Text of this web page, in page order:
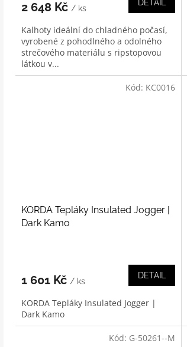
2 648 Kč / ks
DETAIL
Kalhoty ideální do chladného počasí,
vyrobené z pohodlného a odolného
strečového materiálu s ripstopovou
látkou v...
KORDA Tepláky Insulated Jogger |
Dark Kamo
1 601 Kč / ks
DETAIL
KORDA Tepláky Insulated Jogger |
Dark Kamo
Kód: KC0016
Kód: G-50261--M